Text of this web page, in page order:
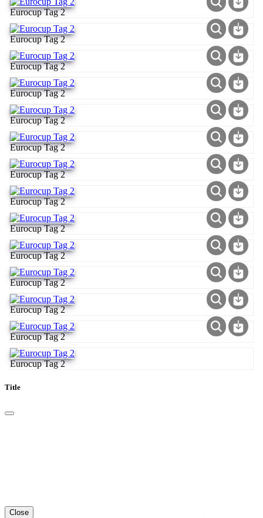
Eurocup Tag 2
Eurocup Tag 2
Eurocup Tag 2
Eurocup Tag 2
Eurocup Tag 2
Eurocup Tag 2
Eurocup Tag 2
Eurocup Tag 2
Eurocup Tag 2
Eurocup Tag 2
Eurocup Tag 2
Eurocup Tag 2
Eurocup Tag 2
Eurocup Tag 2
Title
Close